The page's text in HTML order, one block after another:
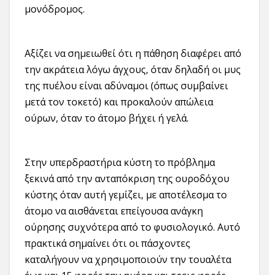
μονόδρομος.
Αξίζει να σημειωθεί ότι η πάθηση διαφέρει από
την ακράτεια λόγω άγχους, όταν δηλαδή οι μυς
της πυέλου είναι αδύναμοι (όπως συμβαίνει
μετά τον τοκετό) και προκαλούν απώλεια
ούρων, όταν το άτομο βήχει ή γελά.
Στην υπερδραστήρια κύστη το πρόβλημα
ξεκινά από την ανταπόκριση της ουροδόχου
κύστης όταν αυτή γεμίζει, με αποτέλεσμα το
άτομο να αισθάνεται επείγουσα ανάγκη
ούρησης συχνότερα από το φυσιολογικό. Αυτό
πρακτικά σημαίνει ότι οι πάσχοντες
καταλήγουν να χρησιμοποιούν την τουαλέτα